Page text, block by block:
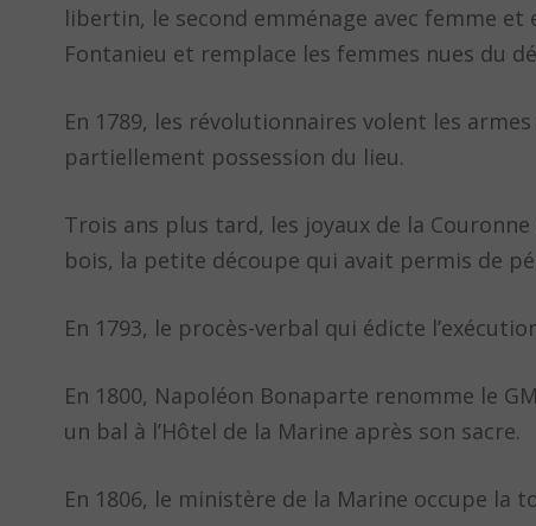
libertin, le second emménage avec femme et
Fontanieu et remplace les femmes nues du
En 1789, les révolutionnaires volent les
partiellement possession du lieu.
Trois ans plus tard, les joyaux de la
bois, la petite découpe qui avait permis de
En 1793, le procès-verbal qui édicte
En 1800, Napoléon Bonaparte renomme le
un bal à l’Hôtel de la Marine après son sacre.
En 1806, le ministère de la Marine occupe la